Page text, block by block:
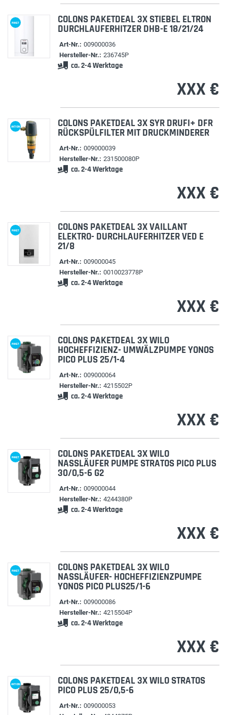
PAKET COLONS PAKETDEAL 3X STIEBEL ELTRON
DURCHLAUFERHITZER DHB-E 18/21/24
Art-Nr.: 009000036
Hersteller-Nr.: 236745P
ca. 2-4 Werktage
XXX €
AKTION COLONS PAKETDEAL 3X SYR DRUFI+ DFR
RÜCKSPÜLFILTER MIT DRUCKMINDERER
Art-Nr.: 009000039
Hersteller-Nr.: 231500080P
ca. 2-4 Werktage
XXX €
PAKET COLONS PAKETDEAL 3X VAILLANT
ELEKTRO- DURCHLAUFERHITZER VED E
21/8
Art-Nr.: 009000045
Hersteller-Nr.: 0010023778P
ca. 2-4 Werktage
XXX €
PAKET COLONS PAKETDEAL 3X WILO
HOCHEFFIZIENZ- UMWÄLZPUMPE YONOS
PICO PLUS 25/1-4
Art-Nr.: 009000064
Hersteller-Nr.: 4215502P
ca. 2-4 Werktage
XXX €
PAKET COLONS PAKETDEAL 3X WILO
NASSLÄUFER PUMPE STRATOS PICO PLUS
30/0,5-6 G2
Art-Nr.: 009000044
Hersteller-Nr.: 4244380P
ca. 2-4 Werktage
XXX €
PAKET COLONS PAKETDEAL 3X WILO
NASSLÄUFER- HOCHEFFIZIENZPUMPE
YONOS PICO PLUS25/1-6
Art-Nr.: 009000086
Hersteller-Nr.: 4215504P
ca. 2-4 Werktage
XXX €
AKTION COLONS PAKETDEAL 3X WILO STRATOS
PICO PLUS 25/0,5-6
Art-Nr.: 009000053